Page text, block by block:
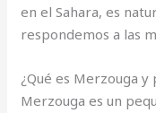
en el Sahara, es
respondemos a las
¿Qué es Merzouga
Merzouga es un